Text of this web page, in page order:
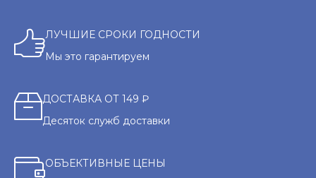
ЛУЧШИЕ СРОКИ ГОДНОСТИ
Мы это гарантируем
ДОСТАВКА ОТ 149 ₽
Десяток служб доставки
ОБЪЕКТИВНЫЕ ЦЕНЫ